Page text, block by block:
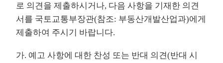
로 의견을 제출하시거나, 다음 사항을 기재한 의견
서를 국토교통부장관(참조: 부동산개발산업과)에게
제출하여 주시기 바랍니다.
가. 예고 사항에 대한 찬성 또는 반대 의견(반대 시